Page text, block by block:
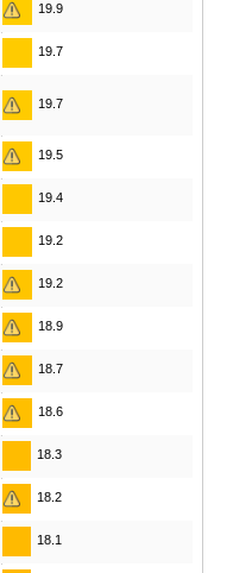
19.9
19.7
19.7
19.5
19.4
19.2
19.2
18.9
18.7
18.6
18.3
18.2
18.1